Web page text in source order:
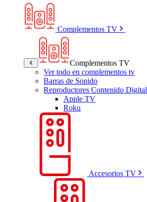
Complementos TV
Complementos TV
Ver todo en complementos tv
Barras de Sonido
Reproductores Contenido Digital
Apple TV
Roku
Accesorios TV